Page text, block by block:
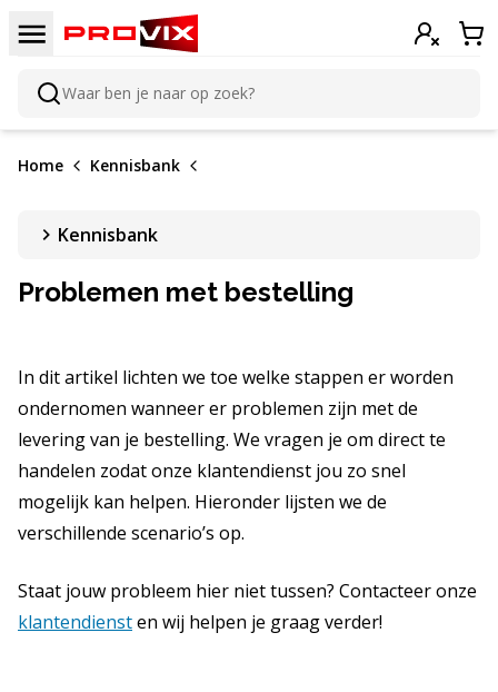
Doorgaan naar de inhoud
Menu
Zoeken
Waar ben je naar op zoek?
Inloggen
Home Kennisbank
Kennisbank
Problemen met bestelling
In dit artikel lichten we toe welke stappen er worden
ondernomen wanneer er problemen zijn met de
levering van je bestelling. We vragen je om direct te
handelen zodat onze klantendienst jou zo snel
mogelijk kan helpen. Hieronder lijsten we de
verschillende scenario’s op.
Staat jouw probleem hier niet tussen? Contacteer onze
klantendiensten wij helpen je graag verder!